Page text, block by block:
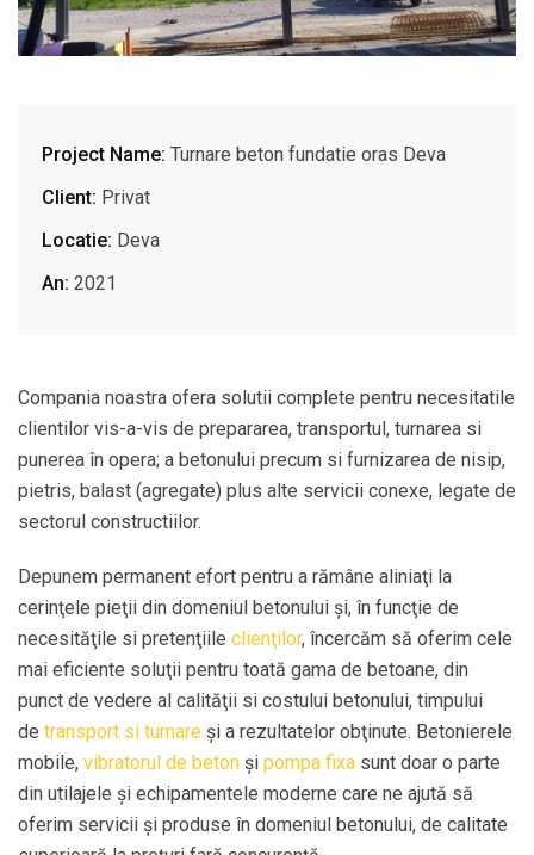
Project Name: Turnare beton fundatie oras Deva
Client: Privat
Locatie: Deva
An: 2021
Compania noastra ofera solutii complete pentru necesitatile
clientilor vis-a-vis de prepararea, transportul, turnarea si
punerea în opera; a betonului precum si furnizarea de nisip,
pietris, balast (agregate) plus alte servicii conexe, legate de
sectorul constructiilor.
Depunem permanent efort pentru a rămâne aliniaţi la
cerinţele pieţii din domeniul betonului şi, în funcţie de
necesităţile si pretenţiile clienţilor, încercăm să oferim cele
mai eficiente soluţii pentru toată gama de betoane, din
punct de vedere al calităţii si costului betonului, timpului
de transport si turnare şi a rezultatelor obţinute. Betonierele
mobile, vibratorul de beton şi pompa fixa sunt doar o parte
din utilajele şi echipamentele moderne care ne ajută să
oferim servicii şi produse în domeniul betonului, de calitate